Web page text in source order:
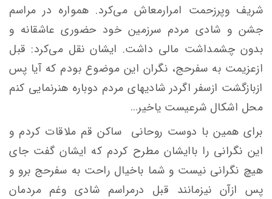
شریف وپرزحمت امرارمعاش می‌کرد. همواره در مراسم
جشن و شادی مردم سرزمین خود حضوری عاشقانه و
بدون چشمداشت مالی داشت. ایشان نقل می‌کرد: قبل
ازعزیمت به سفرحج، نگران این موضوع بودم که آیا پس
ازبازگشت ازسفر اگردر شادیهای مردم دوباره هنرنمایی کنم
محل اشکال شرعیست یاخیر…
برای همین با دوست روحانی ساکن قم ملاقات کردم و
این نگرانی را باایشان مطرح کردم که ایشان گفت جای
هیچ نگرانی نیست و شما باخیال راحت به سفرحج برو و
پس ازآن نیزمانند قبل درمراسم شادی وغم مردمان